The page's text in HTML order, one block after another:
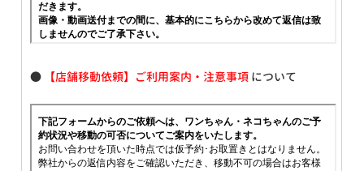
● 【店舗移動依頼】ご利用案内・注意事項 について